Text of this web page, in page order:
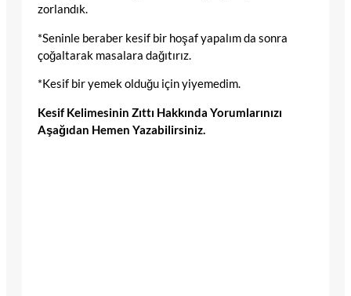
zorlandık.
*Seninle beraber kesif bir hoşaf yapalım da sonra
çoğaltarak masalara dağıtırız.
*Kesif bir yemek olduğu için yiyemedim.
Kesif Kelimesinin Zıttı Hakkında Yorumlarınızı
Aşağıdan Hemen Yazabilirsiniz.